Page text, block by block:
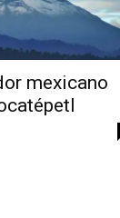
mexicano